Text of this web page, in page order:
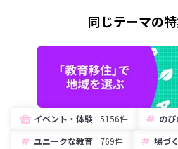
同じテーマの
イベント・体験 5156件 の
ユニークな教育
769件 場づ